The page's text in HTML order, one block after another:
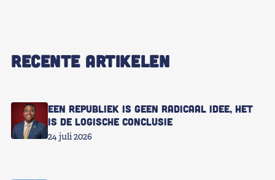
RECENTE ARTIKELEN
Een republiek is geen radicaal idee, het
is de logische conclusie
24 juli 2026